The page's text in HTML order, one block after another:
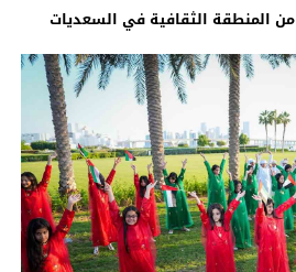
من المنطقة الثقافية في السعديات